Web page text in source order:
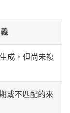
成，但尚未複
或不匹配的來